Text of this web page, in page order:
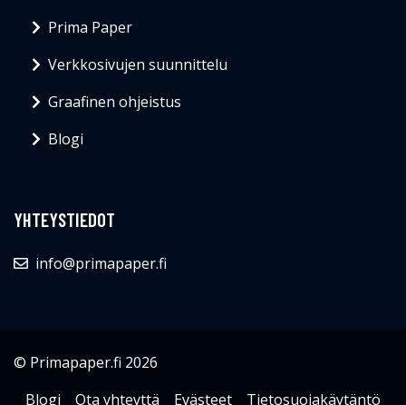
Prima Paper
Verkkosivujen suunnittelu
Graafinen ohjeistus
Blogi
YHTEYSTIEDOT
info@primapaper.fi
© Primapaper.fi 2026
Blogi
Ota yhteyttä Evästeet Tietosuojakäytäntö